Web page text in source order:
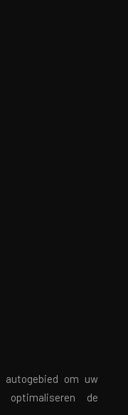
autogebied om uw
optimaliseren de